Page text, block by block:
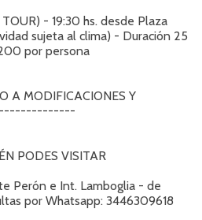
- 19:30 hs. desde Plaza
sujeta al clima) - Duración 25
por persona
MODIFICACIONES Y
PODES VISITAR
Perón e Int. Lamboglia - de
por Whatsapp: 3446309618